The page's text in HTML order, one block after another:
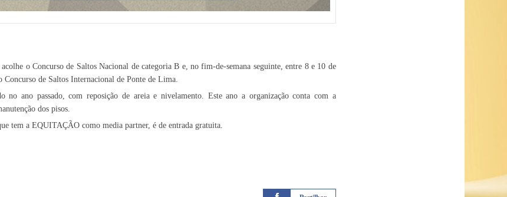
o Concurso de Saltos Nacional de categoria B e, no fim-de-semana seguinte, entre 8 e 10 de
Concurso de Saltos Internacional de Ponte de Lima.
ano passado, com reposição de areia e nivelamento. Este ano a organização conta com a
dos pisos.
tem a EQUITAÇÃO como media partner, é de entrada gratuita.